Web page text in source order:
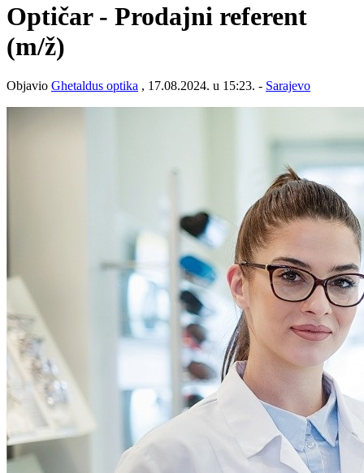
Optičar - Prodajni referent
(m/ž)
Objavio Ghetaldus optika , 17.08.2024. u 15:23. - Sarajevo